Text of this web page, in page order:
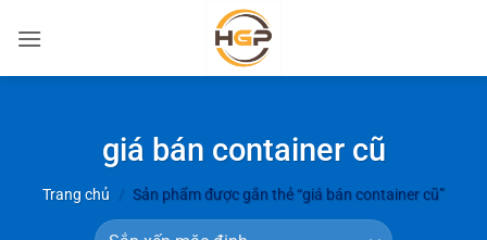
qua
giá bán container cũ
Trang chủ / Sản phẩm được gắn thẻ “giá bán container cũ”